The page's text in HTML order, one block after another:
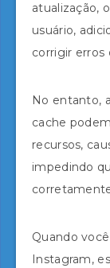
atualização,
usuário,
corrigir erros
No entanto,
cache
recursos,
impedindo
Quando
Instagram,